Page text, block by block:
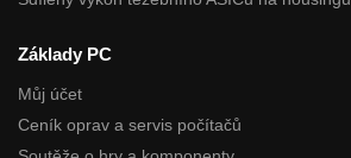
Základy PC
Můj účet
Ceník oprav a servis počítačů